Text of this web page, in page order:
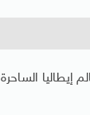
إيطاليا الساحرة